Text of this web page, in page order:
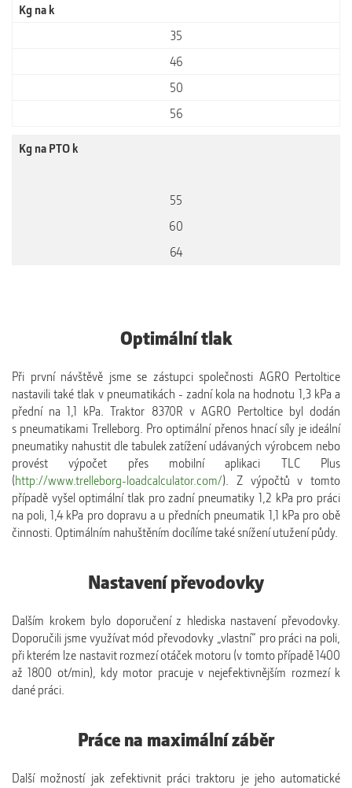
Kg na k
35
46
50
56
Kg na PTO k
55
60
64
Optimální tlak
Při první návštěvě jsme se zástupci společnosti AGRO Pertoltice
nastavili také tlak v pneumatikách - zadní kola na hodnotu 1,3 kPa a
přední na 1,1 kPa. Traktor 8370R v AGRO Pertoltice byl dodán
s pneumatikami Trelleborg. Pro optimální přenos hnací síly je ideální
pneumatiky nahustit dle tabulek zatížení udávaných výrobcem nebo
provést výpočet přes mobilní aplikaci TLC Plus
(http://www.trelleborg-loadcalculator.com/). Z výpočtů v tomto
případě vyšel optimální tlak pro zadní pneumatiky 1,2 kPa pro práci
na poli, 1,4 kPa pro dopravu a u předních pneumatik 1,1 kPa pro obě
činnosti. Optimálním nahuštěním docílíme také snížení utužení půdy.
Nastavení převodovky
Dalším krokem bylo doporučení z hlediska nastavení převodovky.
Doporučili jsme využívat mód převodovky „vlastní“ pro práci na poli,
při kterém lze nastavit rozmezí otáček motoru (v tomto případě 1400
až 1800 ot/min), kdy motor pracuje v nejefektivnějším rozmezí k
dané práci.
Práce na maximální záběr
Další možností jak zefektivnit práci traktoru je jeho automatické